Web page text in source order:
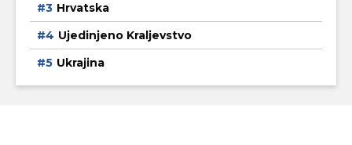
Hrvatska
Ujedinjeno Kraljevstvo
Ukrajina